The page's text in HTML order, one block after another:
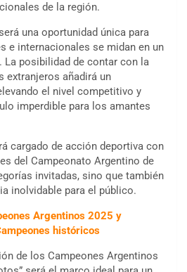
de la región.
una oportunidad única para
e internacionales se midan en un
La posibilidad de contar con la
extranjeros añadirá un
el nivel competitivo y
imperdible para los amantes
cargado de acción deportiva con
del Campeonato Argentino de
invitadas, sino que también
inolvidable para el público.
Argentinos 2025 y
históricos
de los Campeones Argentinos